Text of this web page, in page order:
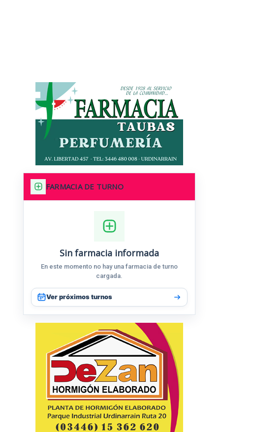
FARMACIA DE TURNO
Sin farmacia informada
En este momento no hay una farmacia de turno
cargada.
Ver próximos turnos